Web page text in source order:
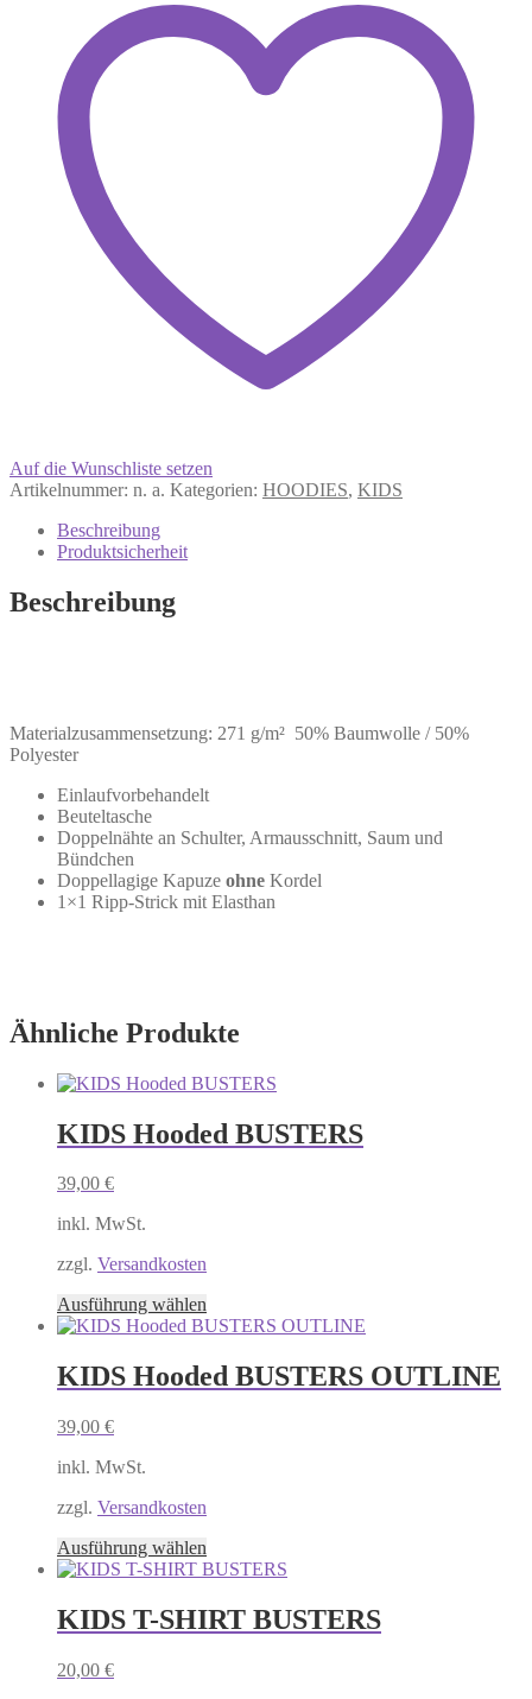
Auf die Wunschliste setzen
Artikelnummer: n. a. Kategorien: HOODIES, KIDS
Beschreibung
Produktsicherheit
Beschreibung
Materialzusammensetzung: 271 g/m² 50% Baumwolle / 50%
Polyester
Einlaufvorbehandelt
Beuteltasche
Doppelnähte an Schulter, Armausschnitt, Saum und
Bündchen
Doppellagige Kapuze ohne Kordel
1×1 Ripp-Strick mit Elasthan
Ähnliche Produkte
KIDS Hooded BUSTERS
39,00 €
inkl. MwSt.
zzgl. Versandkosten
Ausführung wählen
Produkt
mehrere
Varianten
der
gewählt
werden
KIDS Hooded BUSTERS OUTLINE
39,00 €
inkl. MwSt.
zzgl. Versandkosten
Ausführung wählen
Produkt
mehrere
Varianten
KIDS T-SHIRT BUSTERS
20,00 €